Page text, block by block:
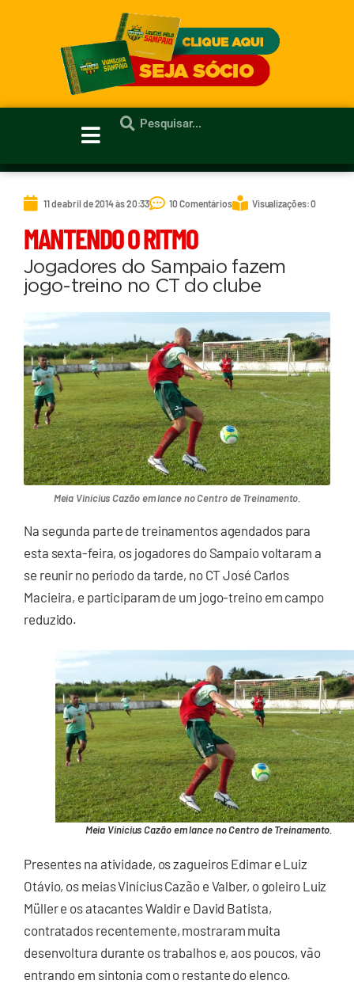
11 de abril de 2014 às 20:33 10 Comentários Visualizações: 0
MANTENDO O RITMO
Jogadores do Sampaio fazem
jogo-treino no CT do clube
Meia Vinícius Cazão em lance no Centro de Treinamento.
Na segunda parte de treinamentos agendados para
esta sexta-feira, os jogadores do Sampaio voltaram a
se reunir no período da tarde, no CT José Carlos
Macieira, e participaram de um jogo-treino em campo
reduzido.
Meia Vinícius Cazão em lance no Centro de Treinamento.
Presentes na atividade, os zagueiros Edimar e Luiz
Otávio, os meias Vinícius Cazão e Valber, o goleiro Luiz
Müller e os atacantes Waldir e David Batista,
contratados recentemente, mostraram muita
desenvoltura durante os trabalhos e, aos poucos, vão
entrando em sintonia com o restante do elenco.